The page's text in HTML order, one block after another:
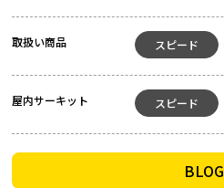
取扱い商品 スピード
屋内サーキット スピード
BLOG